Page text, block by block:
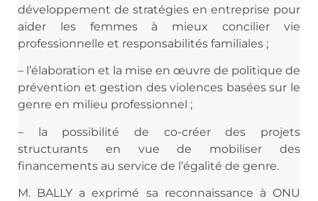
développement de stratégies en entreprise pour
aider les femmes à mieux concilier vie
professionnelle et responsabilités familiales ;
– l’élaboration et la mise en œuvre de politique de
prévention et gestion des violences basées sur le
genre en milieu professionnel ;
– la possibilité de co-créer des projets
structurants en vue de mobiliser des
financements au service de l’égalité de genre.
M. BALLY a exprimé sa reconnaissance à ONU